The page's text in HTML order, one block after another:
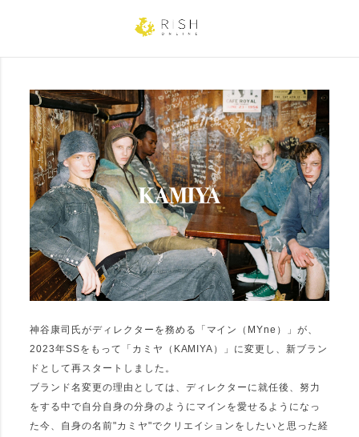
神谷康司氏がディレクターを務める「マイン（MYne）」が、
2023年SSをもって「カミヤ（KAMIYA）」に変更し、新ブラン
ドとして再スタートしました。
ブランド名変更の理由としては、ディレクターに就任後、努力
をする中で自分自身の分身のようにマインを愛せるようになっ
た今、自身の名前"カミヤ"でクリエイションをしたいと思った経
性別
MEN
WOMEN
サイズ
～XS
S M L
XL ～
22.0cm
22.5cm
23.0cm
24.0cm
24.5cm
25.0cm
25.5cm
26.0cm
26.5cm
カラー